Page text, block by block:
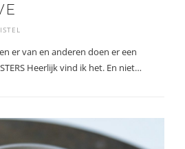
er van en anderen doen er een
Heerlijk vind ik het. En niet…